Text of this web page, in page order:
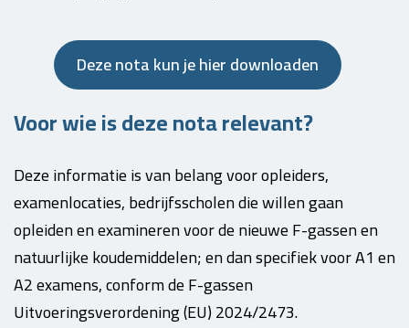
Deze nota kun je hier downloaden
Voor wie is deze nota relevant?
Deze informatie is van belang voor opleiders,
examenlocaties, bedrijfsscholen die willen gaan
opleiden en examineren voor de nieuwe F-gassen en
natuurlijke koudemiddelen; en dan specifiek voor A1 en
A2 examens, conform de F-gassen
Uitvoeringsverordening (EU) 2024/2473.